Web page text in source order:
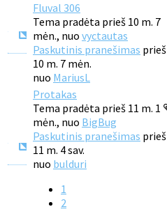
Fluval 306
Tema pradėta prieš 10 m. 7
mėn., nuo vyctautas
Paskutinis pranešimas prieš
10 m. 7 mėn.
nuo MariusL
Protakas
Tema pradėta prieš 11 m. 1
mėn., nuo BigBug
Paskutinis pranešimas prieš
11 m. 4 sav.
nuo bulduri
1
2